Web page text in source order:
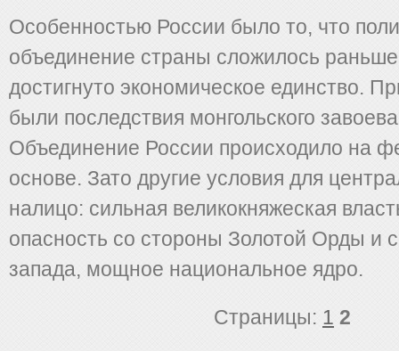
Особенностью России было то, что
объединение страны сложилось
достигнуто экономическое единство.
были последствия монгольского
Объединение России происходило на
основе. Зато другие условия для
налицо: сильная великокняжеская
опасность со стороны Золотой Орды и
запада, мощное национальное ядро.
Страницы: 1 2